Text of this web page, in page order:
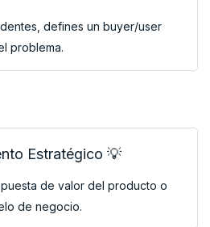
defines un buyer/user
problema.
Estratégico 💡
de valor del producto o
de negocio.